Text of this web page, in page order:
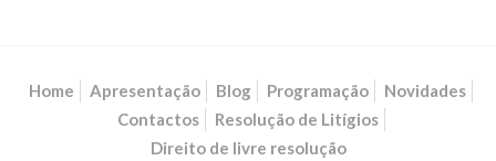
Home Apresentação Blog Programação
Novidades
Contactos
Resolução de Litígios
Direito de livre resolução